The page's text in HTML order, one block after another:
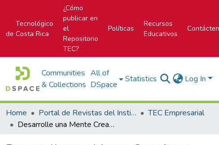
Tecnológico
de Costa Rica
¿Cómo
publicar en
el
Repositorio
TEC?
Políticas
Recursos
Educativos
Communities
& Collections
All of
DSpace
Statistics Log In
Home Portal de Revistas del Instituto Tecnológico de Costa Rica
TEC Empresarial
Desarrolle una Mente Creativa y Consiga Nuevas Ideas para su Negocio